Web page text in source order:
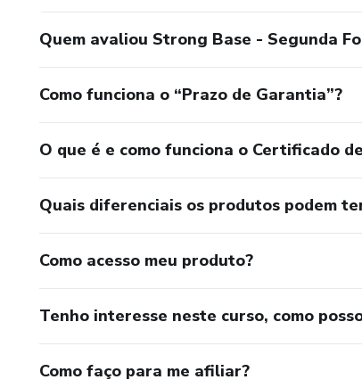
Quem avaliou Strong Base - Segunda
Como funciona o “Prazo de Garantia”?
O que é e como funciona o Certificado
Quais diferenciais os produtos podem
Como acesso meu produto?
Tenho interesse neste curso, como
Como faço para me afiliar?